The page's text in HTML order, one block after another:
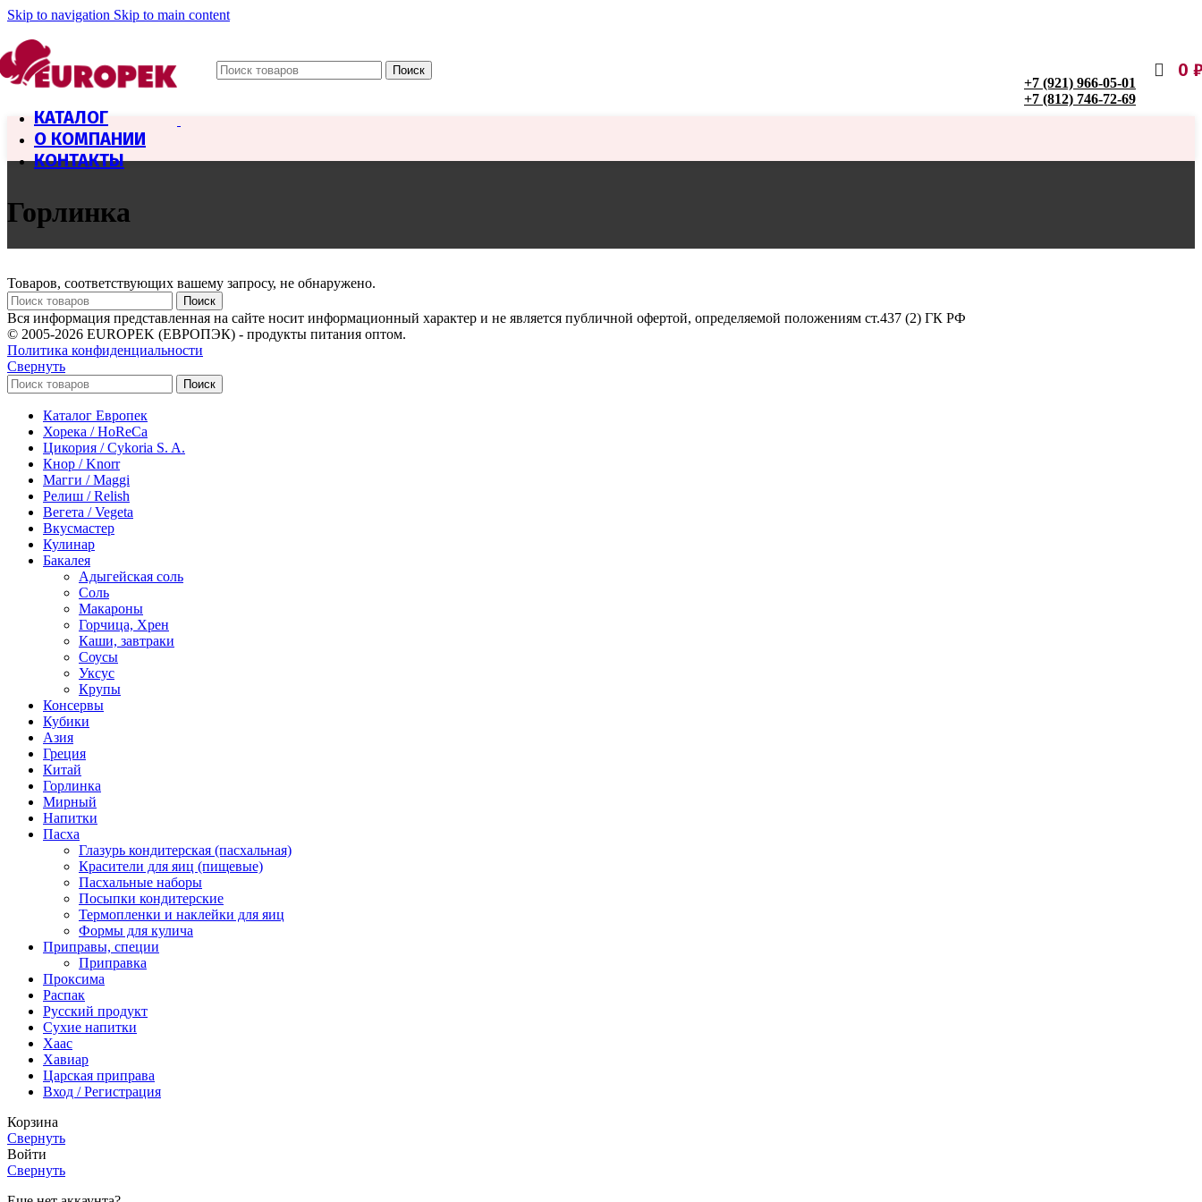
Skip to navigation Skip to main content
Поиск
+7 (921) 966-05-01
+7 (812) 746-72-69
0
КАТАЛОГ
О КОМПАНИИ
КОНТАКТЫ
Горлинка
Товаров, соответствующих вашему запросу, не обнаружено.
Поиск
Вся информация представленная на сайте носит информационный характер и не является публичной офертой, определяемой положениям ст.437 (2) ГК РФ
© 2005-2026 EUROPEK (ЕВРОПЭК) - продукты питания оптом.
Политика конфиденциальности
Свернуть
Поиск
Каталог Европек
Хорека / HoReCa
Цикория / Cykoria S. A.
Кнор / Knorr
Магги / Maggi
Релиш / Relish
Вегета / Vegeta
Вкусмастер
Кулинар
Бакалея
Адыгейская соль
Соль
Макароны
Горчица, Хрен
Каши, завтраки
Соусы
Уксус
Крупы
Консервы
Кубики
Азия
Греция
Китай
Горлинка
Мирный
Напитки
Пасха
Глазурь кондитерская (пасхальная)
Красители для яиц (пищевые)
Пасхальные наборы
Посыпки кондитерские
Термопленки и наклейки для яиц
Формы для кулича
Приправы, специи
Приправка
Проксима
Распак
Русский продукт
Сухие напитки
Хаас
Хавиар
Царская приправа
Вход / Регистрация
Корзина
Свернуть
Войти
Свернуть